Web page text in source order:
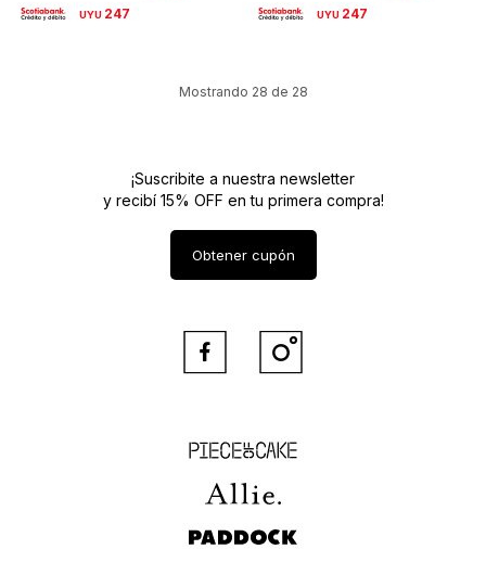
UYU 247 UYU 247
Mostrando 28 de 28
Piece of Cake
Allie
Paddock
¡Suscribite a nuestra newsletter
y recibí 15% OFF en tu primera compra!
Obtener cupón
 